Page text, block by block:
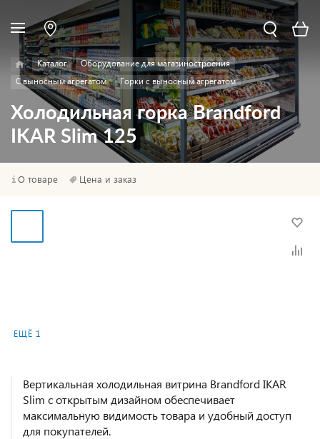
Каталог
Оборудование для магазиностроения
С выносным агрегатом
Горки с выносным агрегатом
Холодильная горка Brandford
IKAR Slim 125
О товаре Цена и заказ
ЕЩЁ 1
Вертикальная холодильная витрина Brandford IKAR
Slim с открытым дизайном обеспечивает
максимальную видимость товара и удобный доступ
для покупателей.